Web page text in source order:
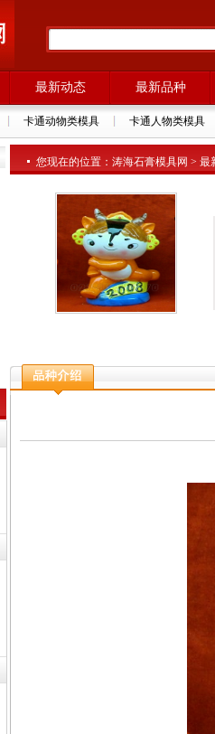
最新动态 最新品种
卡通动物类模具 卡通人物类模具
您现在的位置：涛海石膏模具网 > 最